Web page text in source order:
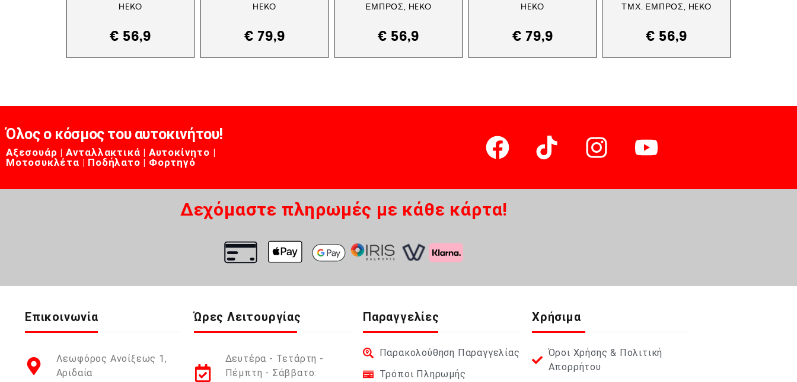
HEKO
€ 56,9
HEKO
€ 79,9
ΕΜΠΡΌΣ, HEKO
€ 56,9
HEKO
€ 79,9
ΤΜΧ. ΕΜΠΡΌΣ, HEKO
€ 56,9
Όλος ο κόσμος του αυτοκινήτου!
Αξεσουάρ | Ανταλλακτικά | Αυτοκίνητο |
Μοτοσυκλέτα | Ποδήλατο | Φορτηγό
Δεχόμαστε πληρωμές με κάθε κάρτα!
Επικοινωνία
Λεωφόρος Ανοίξεως 1,
Αριδαία
Ώρες Λειτουργίας
Δευτέρα - Τετάρτη -
Πέμπτη - Σάββατο:
Παραγγελίες
Παρακολούθηση Παραγγελίας
Τρόποι Πληρωμής
Χρήσιμα
Όροι Χρήσης & Πολιτική
Απορρήτου